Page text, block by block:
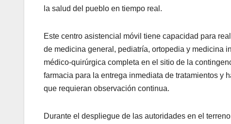
la salud del pueblo en tiempo real.
Este centro asistencial móvil tiene capacidad para
de medicina general, pediatría, ortopedia y medicina
médico-quirúrgica completa en el sitio de la
farmacia para la entrega inmediata de tratamientos y
que requieran observación continua.
​Durante el despliegue de las autoridades en el